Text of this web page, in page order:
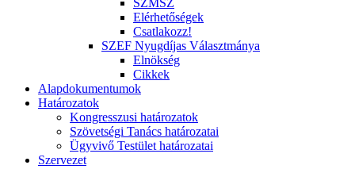
SZMSZ
Elérhetőségek
Csatlakozz!
SZEF Nyugdíjas Választmánya
Elnökség
Cikkek
Alapdokumentumok
Határozatok
Kongresszusi határozatok
Szövetségi Tanács határozatai
Ügyvivő Testület határozatai
Szervezet